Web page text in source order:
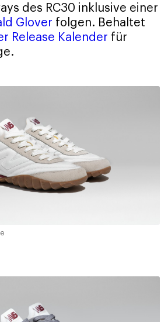
des RC30 inklusive einer
Glover folgen. Behaltet
Release Kalender für